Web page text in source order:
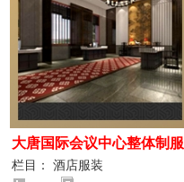
大唐国际会议中心整体制服
设计案例
栏目： 酒店服装